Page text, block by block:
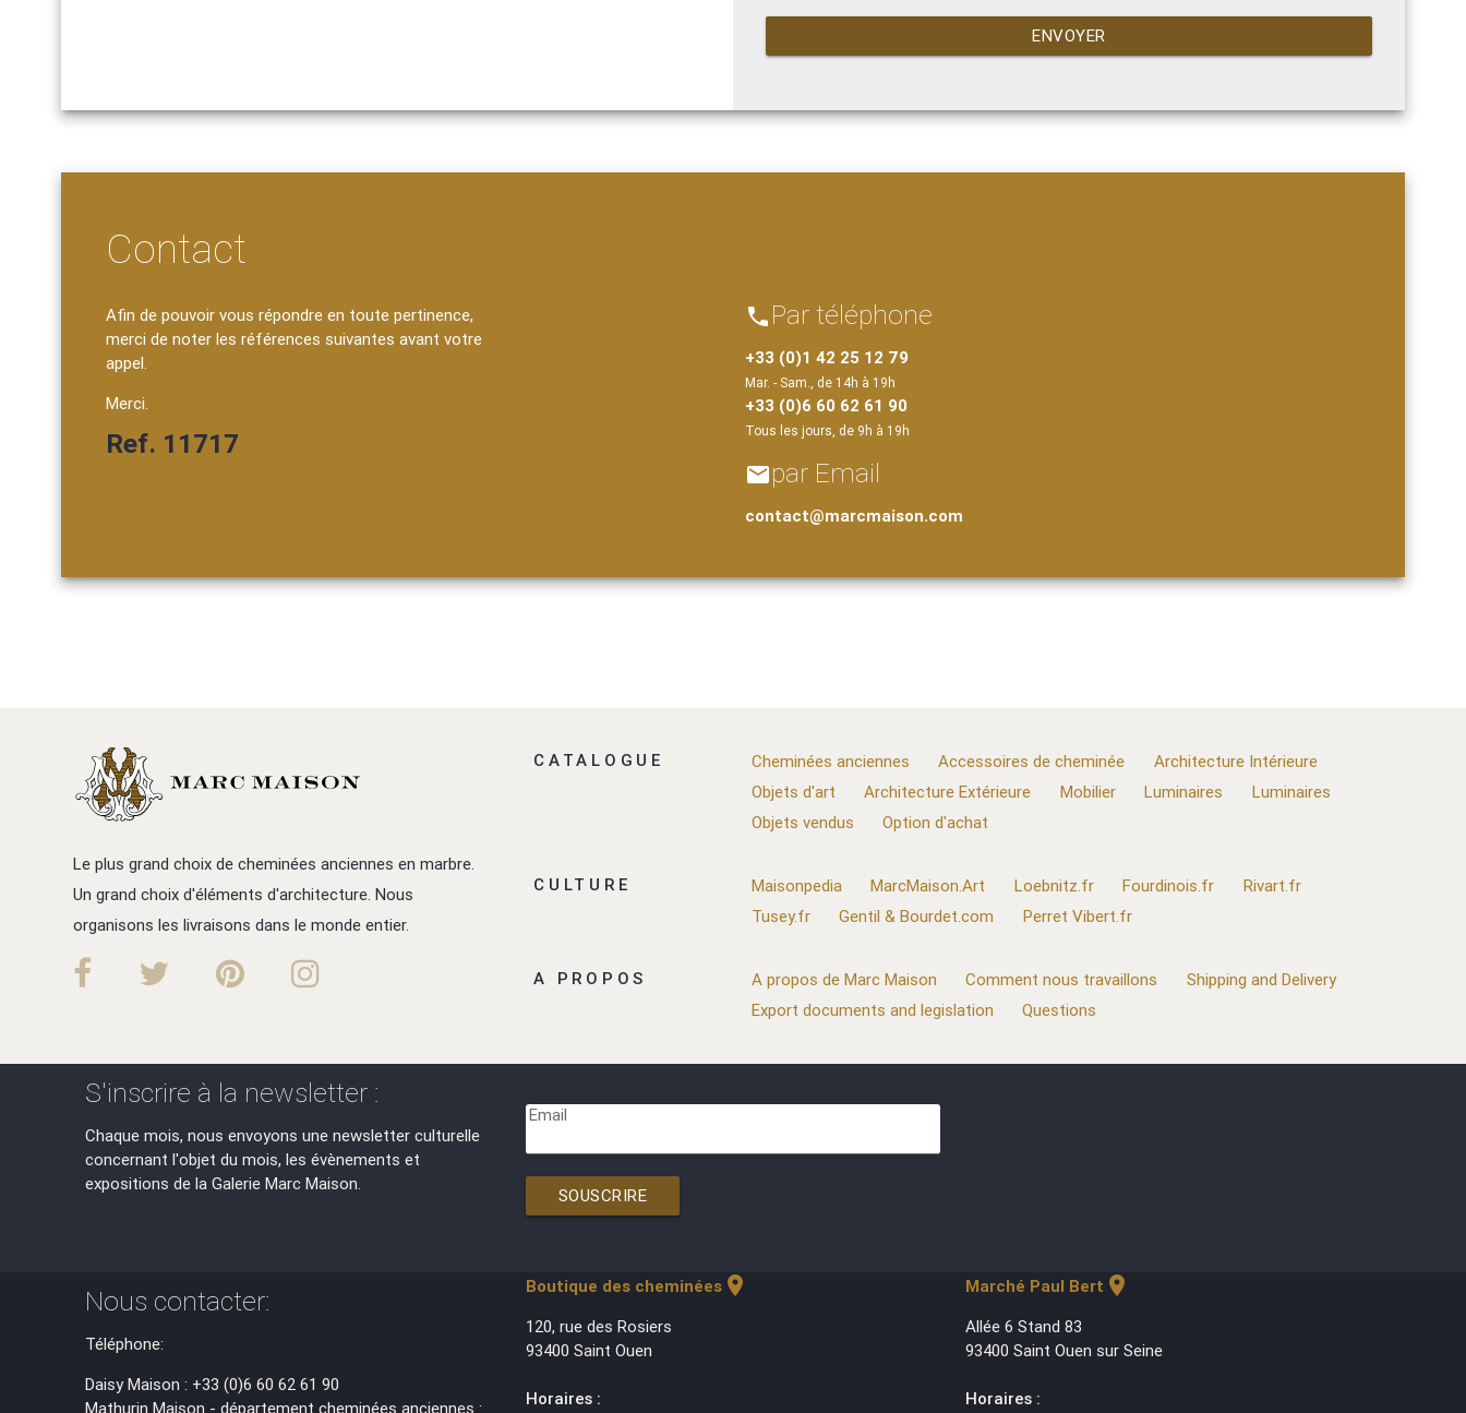
ENVOYER
Contact
Afin de pouvoir vous répondre en toute pertinence,
merci de noter les références suivantes avant votre
appel.
Merci.
Ref. 11717
phone Par téléphone
+33 (0)1 42 25 12 79
Mar. - Sam., de 14h à 19h
+33 (0)6 60 62 61 90
Tous les jours, de 9h à 19h
emailpar Email
contact@marcmaison.com
Le plus grand choix de cheminées anciennes en marbre.
Un grand choix d'éléments d'architecture. Nous
organisons les livraisons dans le monde entier.
CATALOGUE Cheminées anciennes Accessoires de cheminée
Architecture Intérieure
Objets d'art
Architecture Extérieure Mobilier Luminaires
Luminaires
Objets vendus
Option d'achat
CULTURE Maisonpedia MarcMaison.Art Loebnitz.fr Fourdinois.fr
Rivart.fr
Tusey.fr
Gentil & Bourdet.com Perret Vibert.fr
A PROPOS A propos de Marc Maison Comment nous travaillons
Shipping and Delivery
Export documents and legislation
Questions
S'inscrire à la newsletter :
Chaque mois, nous envoyons une newsletter culturelle
concernant l'objet du mois, les évènements et
expositions de la Galerie Marc Maison.
Email
SOUSCRIRE
Nous contacter:
Téléphone:
Daisy Maison : +33 (0)6 60 62 61 90
Mathurin Maison - département cheminées anciennes :
Boutique des cheminéeslocation_on
120, rue des Rosiers
93400 Saint Ouen
Horaires :
Marché Paul Bert location_on
Allée 6 Stand 83
93400 Saint Ouen sur Seine
Horaires :